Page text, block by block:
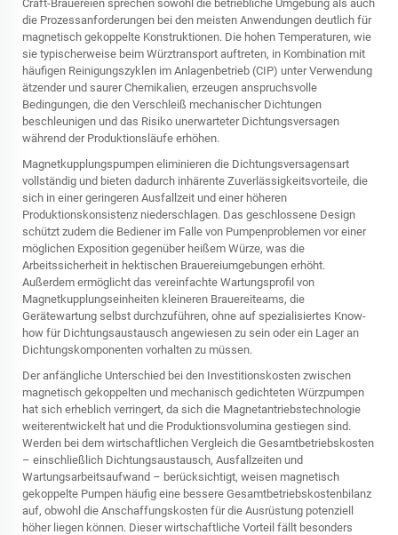
Craft-Brauereien sprechen sowohl die betriebliche Umgebung als auch
die Prozessanforderungen bei den meisten Anwendungen deutlich für
magnetisch gekoppelte Konstruktionen. Die hohen Temperaturen, wie
sie typischerweise beim Würztransport auftreten, in Kombination mit
häufigen Reinigungszyklen im Anlagenbetrieb (CIP) unter Verwendung
ätzender und saurer Chemikalien, erzeugen anspruchsvolle
Bedingungen, die den Verschleiß mechanischer Dichtungen
beschleunigen und das Risiko unerwarteter Dichtungsversagen
während der Produktionsläufe erhöhen.
Magnetkupplungspumpen eliminieren die Dichtungsversagensart
vollständig und bieten dadurch inhärente Zuverlässigkeitsvorteile, die
sich in einer geringeren Ausfallzeit und einer höheren
Produktionskonsistenz niederschlagen. Das geschlossene Design
schützt zudem die Bediener im Falle von Pumpenproblemen vor einer
möglichen Exposition gegenüber heißem Würze, was die
Arbeitssicherheit in hektischen Brauereiumgebungen erhöht.
Außerdem ermöglicht das vereinfachte Wartungsprofil von
Magnetkupplungseinheiten kleineren Brauereiteams, die
Gerätewartung selbst durchzuführen, ohne auf spezialisiertes Know-
how für Dichtungsaustausch angewiesen zu sein oder ein Lager an
Dichtungskomponenten vorhalten zu müssen.
Der anfängliche Unterschied bei den Investitionskosten zwischen
magnetisch gekoppelten und mechanisch gedichteten Würzpumpen
hat sich erheblich verringert, da sich die Magnetantriebstechnologie
weiterentwickelt hat und die Produktionsvolumina gestiegen sind.
Werden bei dem wirtschaftlichen Vergleich die Gesamtbetriebskosten
– einschließlich Dichtungsaustausch, Ausfallzeiten und
Wartungsarbeitsaufwand – berücksichtigt, weisen magnetisch
gekoppelte Pumpen häufig eine bessere Gesamtbetriebskostenbilanz
auf, obwohl die Anschaffungskosten für die Ausrüstung potenziell
höher liegen können. Dieser wirtschaftliche Vorteil fällt besonders